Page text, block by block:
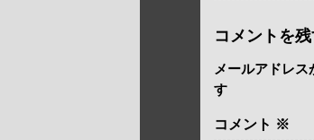
コメントを
メールアドレス
す
コメント ※